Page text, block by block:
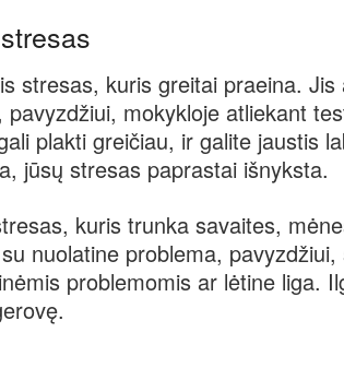
stresas, kuris greitai praeina. Jis
mokykloje atliekant
plakti greičiau, ir galite jaustis
jūsų stresas paprastai išnyksta.
kuris trunka savaites,
nuolatine problema,
problemomis ar lėtine liga.